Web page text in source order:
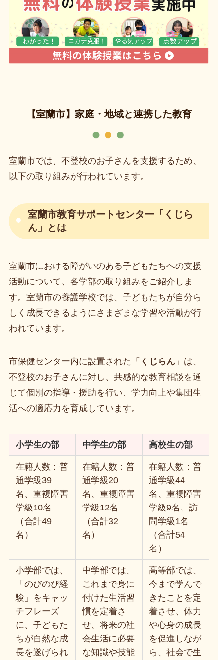
【室蘭市】家庭・地域と連携した教育
室蘭市では、不登校のお子さんを支援するため、
以下の取り組みが行われています。
室蘭市教育サポートセンター「くじら
ん」とは
室蘭市における障がいのある子どもたちへの支援
活動について、各学部の取り組みをご紹介しま
す。室蘭市の養護学校では、子どもたちが自分ら
しく成長できるようにさまざまな学習や活動が行
われています。
市保健センター内に設置された「 くじらん」は、
不登校のお子さんに対し、共感的な教育相談を通
じて個別の指導・援助を行い、学力向上や集団生
活への適応力を育成しています。
小学生の部 中学生の部 高校生の部
在籍人数：普
通学級39
名、重複障害
学級10名
（合計49
名）
在籍人数：普
通学級20
名、重複障害
学級12名
（合計32
名）
在籍人数：普
通学級44
名、重複障害
学級9名、訪
問学級1名
（合計54
名）
小学部では、
「のびのび経
験」をキャッ
チフレーズ
に、子どもた
ちが自然な成
長を遂げられ
中学部では、
これまで身に
付けた生活習
慣を定着さ
せ、将来の社
会生活に必要
な知識や技能
高等部では、
今まで学んで
きたことを定
着させ、体力
や心身の成長
を促進しなが
ら、社会で生